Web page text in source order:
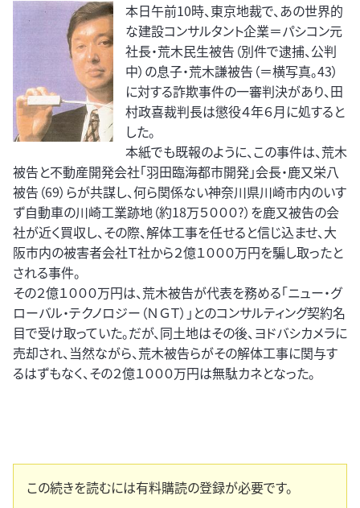
本日午前10時、東京地裁で、あの世界的
な建設コンサルタント企業＝パシコン元
社長・荒木民生被告（別件で逮捕、公判
中）の息子・荒木謙被告（＝横写真。43）
に対する詐欺事件の一審判決があり、田
村政喜裁判長は懲役４年６月に処すると
した。
本紙でも既報のように、この事件は、荒木
被告と不動産開発会社「羽田臨海都市開発」会長・鹿又栄八
被告（69）らが共謀し、何ら関係ない神奈川県川崎市内のいす
ず自動車の川崎工業跡地（約18万５０００?）を鹿又被告の会
社が近く買収し、その際、解体工事を任せると信じ込ませ、大
阪市内の被害者会社Ｔ社から２億１０００万円を騙し取ったと
される事件。
その２億１０００万円は、荒木被告が代表を務める「ニュー・グ
ローバル・テクノロジー（ＮＧＴ）」とのコンサルティング契約名
目で受け取っていた。だが、同土地はその後、ヨドバシカメラに
売却され、当然ながら、荒木被告らがその解体工事に関与す
るはずもなく、その２億１０００万円は無駄カネとなった。
この続きを読むには有料購読の登録が必要です。